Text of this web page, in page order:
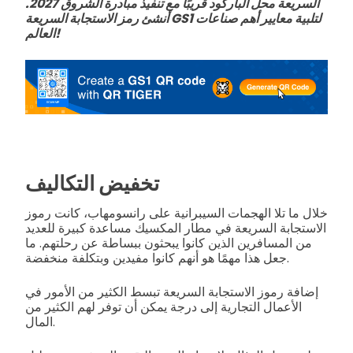
السريعة محل الباركود قريبًا مع تنفيذ مبادرة الشروق 2027.
أنشئ رمز الاستجابة السريعة GS1 لتلبية معايير أهم صناعات
العالم!
تخفيض التكاليف
خلال ما تلا الهجمات السيبرانية على رانسومهاب، كانت رموز
الاستجابة السريعة في مطار المكسيك مساعدة كبيرة للعديد
من المسافرين الذين كانوا يبحثون ببساطة عن رحلتهم. ما
جعل هذا مهمًا هو أنهم كانوا مفيدين وبتكلفة منخفضة.
إضافة رموز الاستجابة السريعة تبسط الكثير من الأمور في
الأعمال التجارية إلى درجة يمكن أن توفر لهم الكثير من
المال.